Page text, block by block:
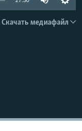
Скачать медиафайл